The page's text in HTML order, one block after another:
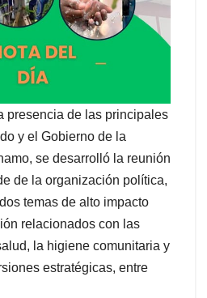
presencia de las principales
y el Gobierno de la
se desarrolló la reunión
de la organización política,
temas de alto impacto
relacionados con las
la higiene comunitaria y
estratégicas, entre